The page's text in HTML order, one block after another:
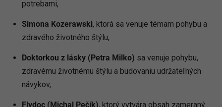
potrebami,
Simona Kozerawski, ktorá sa venuje témam pohybu a
zdravého životného štýlu,
Doktorkou z lásky (Petra Milko) sa venuje pohybu,
zdravému životnému štýlu a budovaniu udržateľných
návykov,
Flydoc (Michal Pečík), ktorý vytvára obsah zameraný